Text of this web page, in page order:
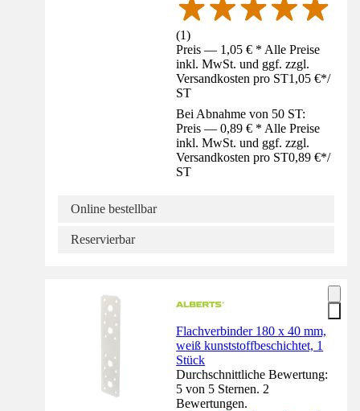
(1)
Preis — 1,05 € * Alle Preise
inkl. MwSt. und ggf. zzgl.
Versandkosten pro ST1,05 €*/
ST
Bei Abnahme von 50 ST:
Preis — 0,89 € * Alle Preise
inkl. MwSt. und ggf. zzgl.
Versandkosten pro ST0,89 €*/
ST
Online bestellbar
Reservierbar
Flachverbinder 180 x 40 mm,
weiß kunststoffbeschichtet, 1
Stück
Durchschnittliche Bewertung:
5 von 5 Sternen. 2
Bewertungen.